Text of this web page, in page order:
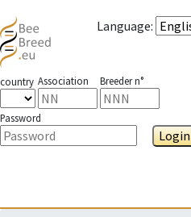
Language:
country Association Breeder n°
Password
Login